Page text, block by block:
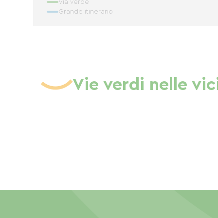
Via verde
Grande itinerario
Vie verdi nelle